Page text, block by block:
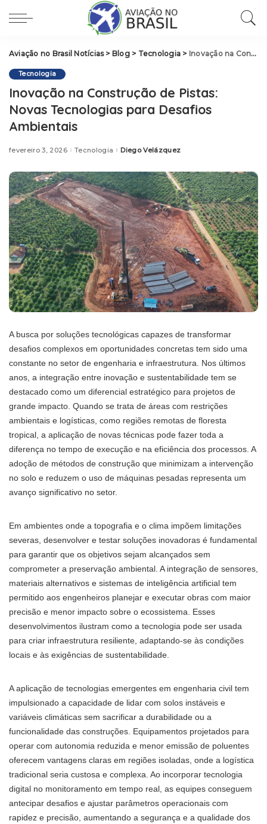
Aviação no Brasil Notícias> Blog> Tecnologia > Inovação na Construção de Pistas: Novas Tecnologias para Desafios Ambientais
Tecnologia
Inovação na Construção de Pistas:
Novas Tecnologias para Desafios
Ambientais
fevereiro 3, 2026 Tecnologia Posted
Diego Velázquez
A busca por soluções tecnológicas capazes de transformar
desafios complexos em oportunidades concretas tem sido uma
constante no setor de engenharia e infraestrutura. Nos últimos
anos, a integração entre inovação e sustentabilidade tem se
destacado como um diferencial estratégico para projetos de
grande impacto. Quando se trata de áreas com restrições
ambientais e logísticas, como regiões remotas de floresta
tropical, a aplicação de novas técnicas pode fazer toda a
diferença no tempo de execução e na eficiência dos processos. A
adoção de métodos de construção que minimizam a intervenção
no solo e reduzem o uso de máquinas pesadas representa um
avanço significativo no setor.
Em ambientes onde a topografia e o clima impõem limitações
severas, desenvolver e testar soluções inovadoras é fundamental
para garantir que os objetivos sejam alcançados sem
comprometer a preservação ambiental. A integração de sensores,
materiais alternativos e sistemas de inteligência artificial tem
permitido aos engenheiros planejar e executar obras com maior
precisão e menor impacto sobre o ecossistema. Esses
desenvolvimentos ilustram como a tecnologia pode ser usada
para criar infraestrutura resiliente, adaptando-se às condições
locais e às exigências de sustentabilidade.
A aplicação de tecnologias emergentes em engenharia civil tem
impulsionado a capacidade de lidar com solos instáveis e
variáveis climáticas sem sacrificar a durabilidade ou a
funcionalidade das construções. Equipamentos projetados para
operar com autonomia reduzida e menor emissão de poluentes
oferecem vantagens claras em regiões isoladas, onde a logística
tradicional seria custosa e complexa. Ao incorporar tecnologia
digital no monitoramento em tempo real, as equipes conseguem
antecipar desafios e ajustar parâmetros operacionais com
rapidez e precisão, aumentando a segurança e a qualidade dos